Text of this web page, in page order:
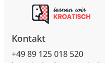
Kontakt
+49 89 125 018 520